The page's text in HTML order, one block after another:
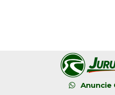
Anuncie